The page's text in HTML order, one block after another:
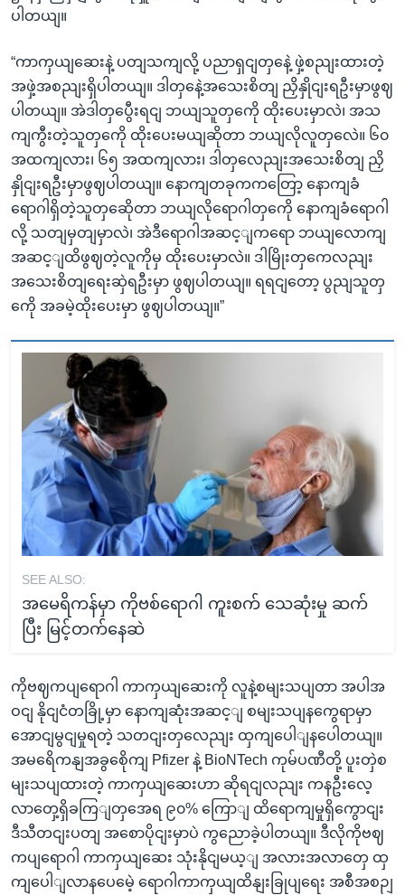
ပါတယျ။
“ကာကှယျဆေးနဲ့ ပတျသကျလို့ ပညာရှငျတှနေဲ့ ဖှဲ့စညျးထားတဲ့
အဖှဲ့အစညျးရှိပါတယျ။ ဒါတှနေဲ့အသေးစိတျ ညှိနှိုငျးရဦးမှာဖွဈ
ပါတယျ။ အဲဒါတှပွေီးရငျ ဘယျသူတှကေို ထိုးပေးမှာလဲ၊ အသ
ကျကွီးတဲ့သူတှကေို ထိုးပေးမယျဆိုတာ ဘယျလိုလူတှလေဲ။ ၆၀
အထကျလား၊ ၆၅ အထကျလား၊ ဒါတှလေညျးအသေးစိတျ ညှိ
နှိုငျးရဦးမှာဖွဈပါတယျ။ နောကျတခုကကတြော့ နောကျခံ
ရောဂါရှိတဲ့သူတှဆေိုတာ ဘယျလိုရောဂါတှကေို နောကျခံရောဂါ
လို့ သတျမှတျမှာလဲ၊ အဲဒီရောဂါအဆင့ျကရော ဘယျလောကျ
အဆင့ျထိဖွဈတဲ့လူကိုမှ ထိုးပေးမှာလဲ။ ဒါမြိုးတှကေလညျး
အသေးစိတျရေးဆှဲရဦးမှာ ဖွဈပါတယျ။ ရရငျတော့ ပွညျသူတှ
ကေို အခမဲ့ထိုးပေးမှာ ဖွဈပါတယျ။”
SEE ALSO:
အမေရိကန်မှာ ကိုဗစ်ရောဂါ ကူးစက် သေဆုံးမှု ဆက်
ပြီး မြင့်တက်နေဆဲ
ကိုဗဈကပျရောဂါ ကာကှယျဆေးကို လူနဲ့စမျးသပျတာ အပါအ
ဝငျ နိုငျငံတခြို့မှာ နောကျဆုံးအဆင့ျ စမျးသပျနကွေရာမှာ
အောငျမွငျမှုရတဲ့ သတငျးတှလေညျး ထှကျပေါျနပေါတယျ။
အမရေိကနျအခွစေိုကျ Pfizer နဲ့ BioNTech ကုမ်ပဏီတို့ ပူးတှဲစ
မျးသပျထားတဲ့ ကာကှယျဆေးဟာ ဆိုရငျလညျး ကနဦးလေ့
လာတှေ့ရှိခကြျတှအေရ ၉၀% ကြောျ ထိရောကျမှုရှိကွောငျး
ဒီသီတငျးပတျ အစောပိုငျးမှာပဲ ကွညောခဲ့ပါတယျ။ ဒီလိုကိုဗဈ
ကပျရောဂါ ကာကှယျဆေး သုံးနိုငျမယ့ျ အလားအလာတှေ ထှ
ကျပေါျလာနပေမေဲ့ ရောဂါကာကှယျထိနျးခြုပျရေး အစီအစဉျ